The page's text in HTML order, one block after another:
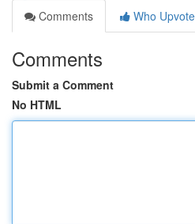
Comments
Who
Comments
Submit a Comment
No HTML